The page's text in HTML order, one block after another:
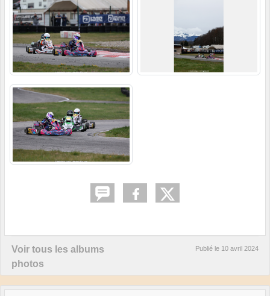
Voir tous les albums
photos
Publié le 10 avril 2024